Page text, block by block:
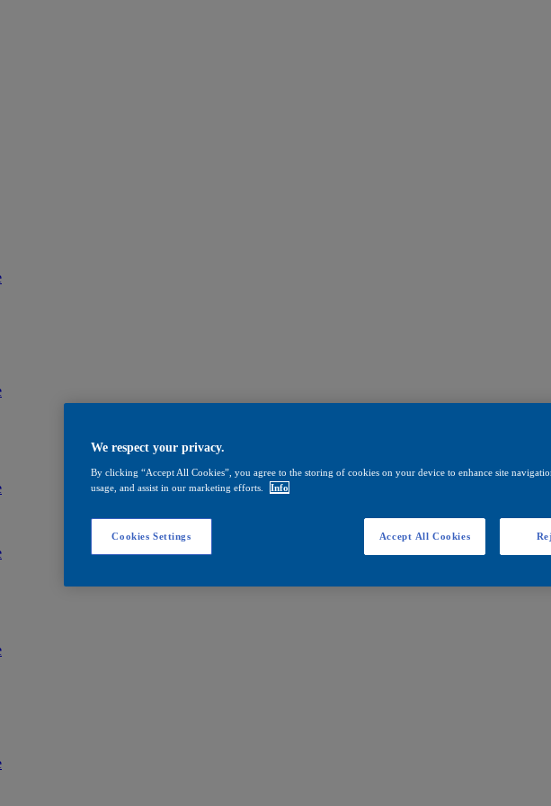
We respect your privacy.
By clicking “Accept All Cookies”, you agree to the storing of cookies on your device to enhance site
usage, and assist in our marketing efforts.
Info
Cookies Settings Accept All Cookies